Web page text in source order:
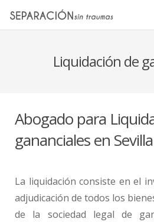
Quienes somos
Sentencias
Contacto
Liquidación de
Abogado para
gananciales en Sevilla
La liquidación consiste en el
adjudicación de todos los
de la sociedad legal de